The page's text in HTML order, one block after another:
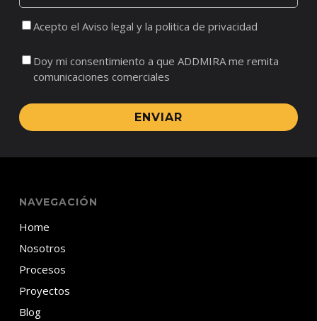
Acepto el Aviso legal y la politica de privacidad
Doy mi consentimiento a que ADDMIRA me remita
comunicaciones comerciales
ENVIAR
NAVEGACIÓN
Home
Nosotros
Procesos
Proyectos
Blog